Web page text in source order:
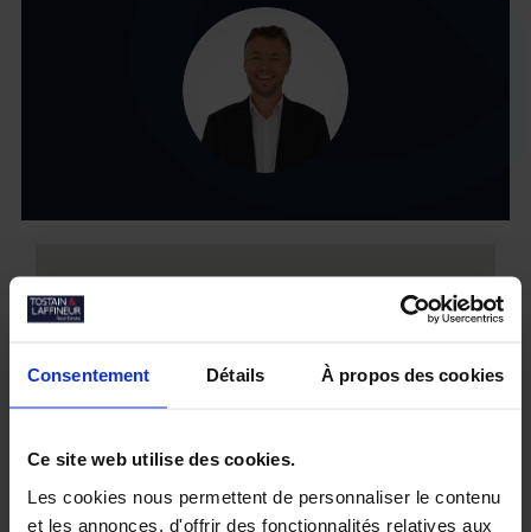
Consentement Détails À propos des cookies
Ce site web utilise des cookies.
Les cookies nous permettent de personnaliser le contenu
et les annonces, d'offrir des fonctionnalités relatives aux